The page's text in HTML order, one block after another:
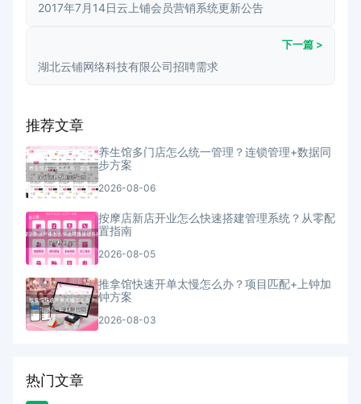
2017年7月14日云上铺会员营销系统更新公告
下一篇 >
湖北云铺网络科技有限公司招聘需求
推荐文章
养生馆多门店怎么统一管理？连锁管理+数据同
步方案
2026-08-06
按摩店新店开业怎么快速搭建管理系统？从零配
置指南
2026-08-05
推拿馆快速开单太慢怎么办？项目匹配+上钟加
钟方案
2026-08-03
热门文章